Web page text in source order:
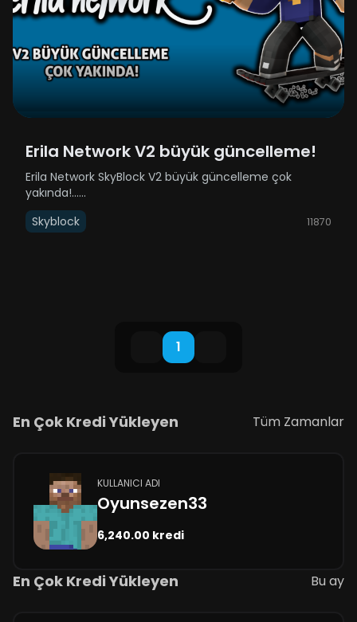
Erila Network V2 büyük güncelleme!
Erila Network SkyBlock V2 büyük güncelleme çok
yakında!......
Skyblock
11870
1
En Çok Kredi Yükleyen Tüm Zamanlar
KULLANICI ADI
Oyunsezen33
6,240.00 kredi
En Çok Kredi Yükleyen Bu ay